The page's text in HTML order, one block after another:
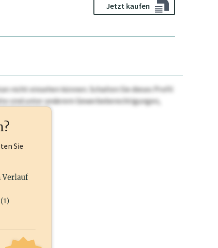
Jetzt kaufen
nicht einsehen können. Schalten Sie dieses Profil
sind unter anderem Gewerbeberechtigungen,
Sie
Verlauf